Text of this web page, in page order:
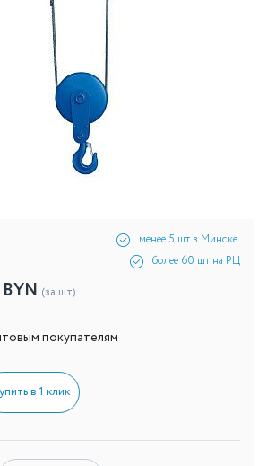
менее 5 шт в Минске
более 60 шт на РЦ
BYN (за шт)
Оптовым покупателям
в 1 клик